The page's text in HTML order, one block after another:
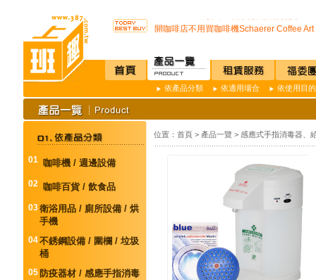
開咖啡店不用買咖啡機Schaerer Coffee Art
唯一驗證過可有效抑制COVID-19的神器
通用型防疫透明面罩10入裝
榮獲M.I.T台灣精品獎超省電的負離子節能
SSI -222R 吸頂式空氣淨化機讓你抵抗
K387D全自動雙感溫酒精手部消毒機 升級
唯一驗證過可有效抑制COVID-19的神器
通用型防疫透明面罩10入裝
依產品分類 依適用場合 依使用目的
01 咖啡機 / 週邊設備
02 咖啡百貨 / 飲食品
03衛浴用品 / 廁所設備 / 烘
手機
04不銹鋼設備 / 圍欄 / 垃圾
桶
05 防疫器材 / 感應手指消毒
位置： 首頁> 產品一覽 > 感應式手指消毒器、